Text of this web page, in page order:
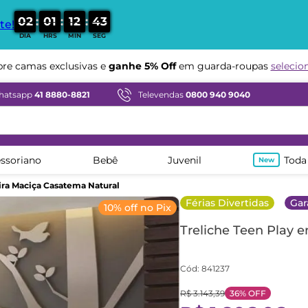
02
DIA
: 01
HRS
: 12
MIN
: 42
SEG
camas exclusivas eganhe 5% Offem guarda-roupas
Compre em ate 12x sem juros
41 8880-8821 Televendas 0800 940 9040
Bebê Juvenil
Maciça Casatema Natural
10% off no Pix Férias Divertidas
Treliche Teen Play
Cód: 841237
R$ 3.143,39 36%OFF